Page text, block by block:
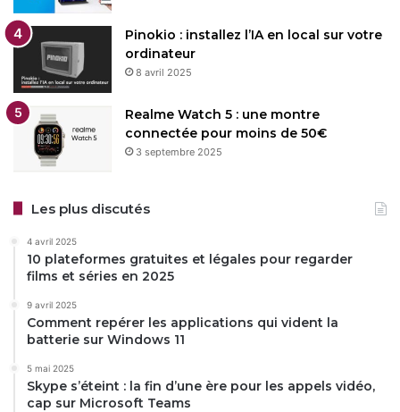
Pinokio : installez l’IA en local sur votre
ordinateur
8 avril 2025
Realme Watch 5 : une montre
connectée pour moins de 50€
3 septembre 2025
Les plus discutés
4 avril 2025
10 plateformes gratuites et légales pour regarder
films et séries en 2025
9 avril 2025
Comment repérer les applications qui vident la
batterie sur Windows 11
5 mai 2025
Skype s’éteint : la fin d’une ère pour les appels vidéo,
cap sur Microsoft Teams